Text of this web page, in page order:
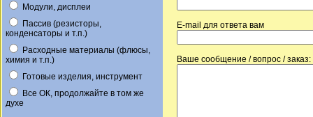
Модули, дисплеи
Пассив (резисторы,
конденсаторы и т.п.)
Расходные материалы (флюсы,
химия и т.п.)
Готовые изделия, инструмент
Все ОК, продолжайте в том же
духе
E-mail для ответа вам
Ваше сообщение / вопрос / заказ: